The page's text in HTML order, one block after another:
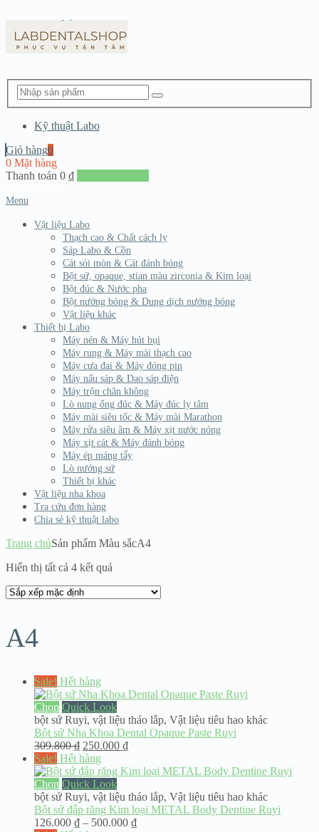
Kỹ thuật Labo
Giỏ hàng0
0 Mặt hàng
Thanh toán 0 ₫
Menu
Vật liệu Labo
Thạch cao & Chất cách ly
Sáp Labo & Cồn
Cát sói mòn & Cát đánh bóng
Bột sứ, opaque, stian màu zirconia & Kim loại
Bột đúc & Nước pha
Bột nướng bóng & Dung dịch nướng bóng
Vật liệu khác
Thiết bị Labo
Máy nén & Máy hút bụi
Máy rung & Máy mài thạch cao
Máy cưa đai & Máy đóng pin
Máy nấu sáp & Dao sáp điện
Máy trộn chân không
Lò nung ống đúc & Máy đúc ly tâm
Máy mài siêu tốc & Máy mài Marathon
Máy rửa siêu âm & Máy xịt nước nóng
Máy xịt cát & Máy đánh bóng
Máy ép máng tẩy
Lò nướng sứ
Thiết bị khác
Vật liệu nha khoa
Tra cứu đơn hàng
Chia sẻ kỹ thuật labo
Trang chủSản phẩm Màu sắcA4
Hiển thị tất cả 4 kết quả
A4
Sale! Hết hàng
Chọn Quick Look
bột sứ Ruyi, vật liệu tháo lắp, Vật liệu tiêu hao khác
Bột sứ Nha Khoa Dental Opaque Paste Ruyi
309.800₫ Giá
gốc
là:
309.800 ₫.
250.000 ₫Giá
tại
250.000 ₫.
Sale! Hết hàng
Chọn Quick Look
bột sứ Ruyi, vật liệu tháo lắp, Vật liệu tiêu hao khác
Bột sứ đắp răng Kim loại METAL Body Dentine Ruyi
126.000 ₫ – 500.000 ₫Khoảng